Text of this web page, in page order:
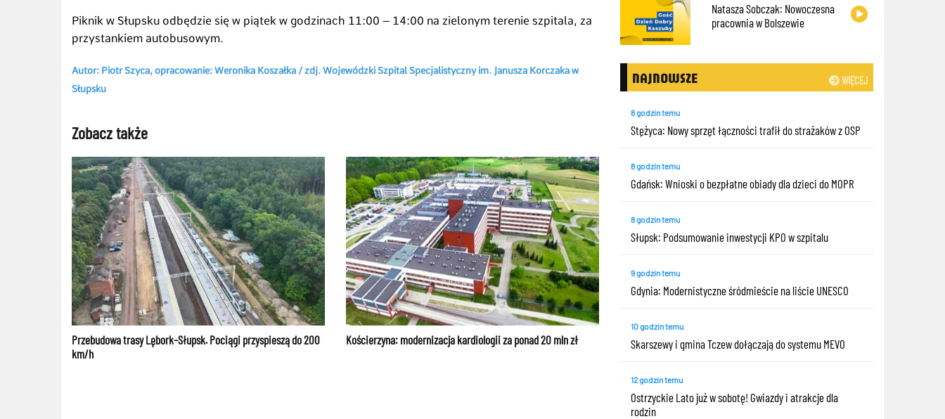
Piknik w Słupsku odbędzie się w piątek w godzinach 11:00 – 14:00 na zielonym terenie szpitala, za
przystankiem autobusowym.
Autor: Piotr Szyca, opracowanie: Weronika Koszałka / zdj. Wojewódzki Szpital Specjalistyczny im. Janusza Korczaka w
Słupsku
Zobacz także
Przebudowa trasy Lębork–Słupsk. Pociągi przyspieszą do 200
km/h
Kościerzyna: modernizacja kardiologii za ponad 20 mln zł
Natasza Sobczak: Nowoczesna
pracownia w Bolszewie
WIĘCEJ
NAJNOWSZE
8 godzin temu
Stężyca: Nowy sprzęt łączności trafił do strażaków z OSP
8 godzin temu
Gdańsk: Wnioski o bezpłatne obiady dla dzieci do MOPR
8 godzin temu
Słupsk: Podsumowanie inwestycji KPO w szpitalu
9 godzin temu
Gdynia: Modernistyczne śródmieście na liście UNESCO
10 godzin temu
Skarszewy i gmina Tczew dołączają do systemu MEVO
12 godzin temu
Ostrzyckie Lato już w sobotę! Gwiazdy i atrakcje dla
rodzin